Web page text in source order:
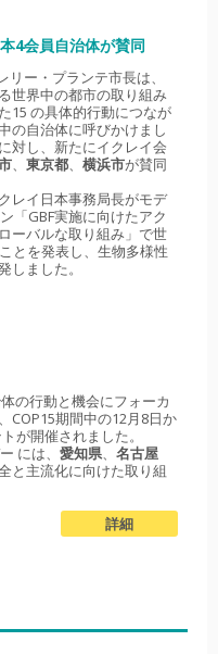
4会員自治体が賛同
ー・プランテ市長は、
世界中の都市の取り組み
15 の具体的行動につなが
の自治体に呼びかけまし
対し、新たにイクレイ会
、 東京都、 横浜市が賛同
レイ日本事務局長がモデ
「GBF実施に向けたアク
ーバルな取り組み」で世
とを発表し、生物多様性
ました。
の行動と機会にフォーカ
COP15期間中の12月8日か
が開催されました。
には、 愛知県、 名古屋
と主流化に向けた取り組
詳細